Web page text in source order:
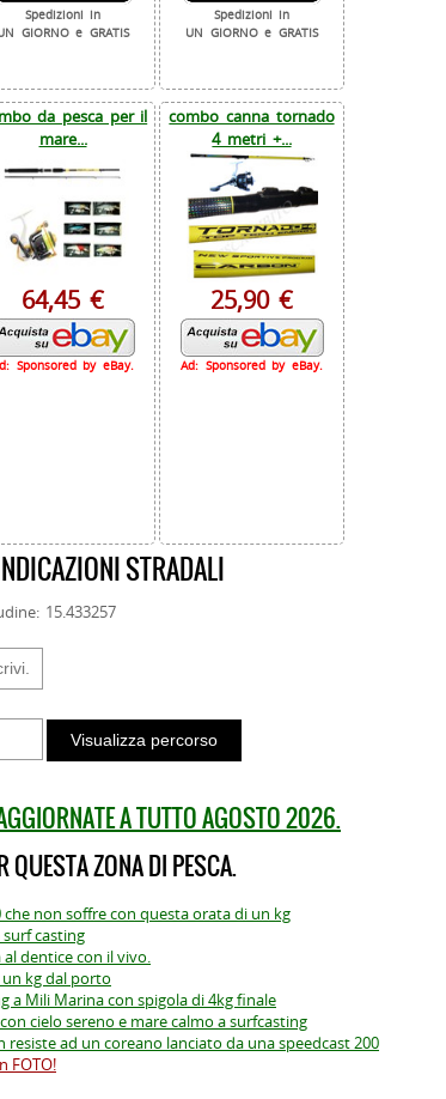
Spedizioni in
GIORNO e GRATIS
Spedizioni in
UN GIORNO e GRATIS
da pesca per il
mare...
64,45 €
Sponsored by eBay.
combo canna tornado
4 metri +...
25,90 €
Ad: Sponsored by eBay.
STRADALI
15.433257
A TUTTO AGOSTO 2026.
QUESTA ZONA DI PESCA.
non soffre con questa orata di un kg
surf casting
dentice con il vivo.
un kg dal porto
a Mili Marina con spigola di 4kg finale
cielo sereno e mare calmo a surfcasting
resiste ad un coreano lanciato da una speedcast 200
FOTO!